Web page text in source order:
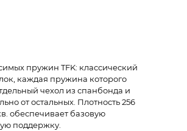
пружин TFK: классический
каждая пружина которого
чехол из спанбонда и
от остальных. Плотность 256
обеспечивает базовую
поддержку.